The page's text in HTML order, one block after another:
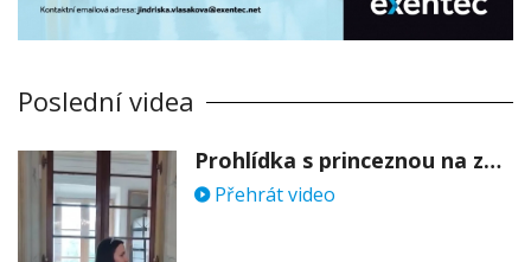
Poslední videa
Prohlídka s princeznou na zámku Stekník
Přehrát video